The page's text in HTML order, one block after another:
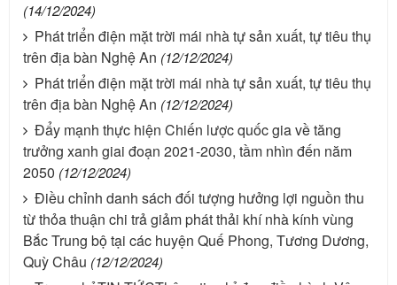
(14/12/2024)
Phát triển điện mặt trời mái nhà tự sản xuất, tự tiêu thụ
trên địa bàn Nghệ An (12/12/2024)
Phát triển điện mặt trời mái nhà tự sản xuất, tự tiêu thụ
trên địa bàn Nghệ An (12/12/2024)
Đẩy mạnh thực hiện Chiến lược quốc gia về tăng
trưởng xanh giai đoạn 2021-2030, tầm nhìn đến năm
2050 (12/12/2024)
Điều chỉnh danh sách đối tượng hưởng lợi nguồn thu
từ thỏa thuận chi trả giảm phát thải khí nhà kính vùng
Bắc Trung bộ tại các huyện Quế Phong, Tương Dương,
Quỳ Châu (12/12/2024)